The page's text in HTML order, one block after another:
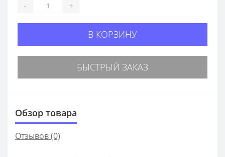
- +
В КОРЗИНУ
БЫСТРЫЙ ЗАКАЗ
Обзор товара
Отзывов (0)